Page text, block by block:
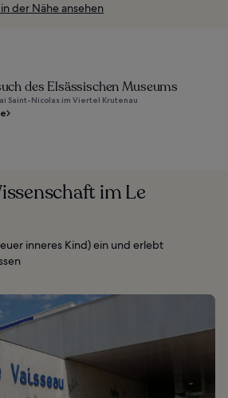
der Nähe ansehen
des Elsässischen Museums
Saint-Nicolas im Viertel Krutenau
im Le
inneres Kind) ein und erlebt